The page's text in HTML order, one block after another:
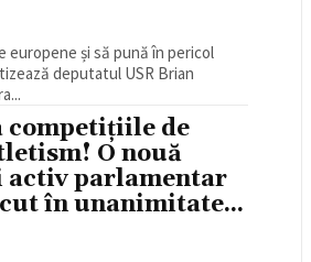
europene și să pună în pericol
deputatul USR Brian
competițiile de
O nouă
parlamentar
în unanimitate...